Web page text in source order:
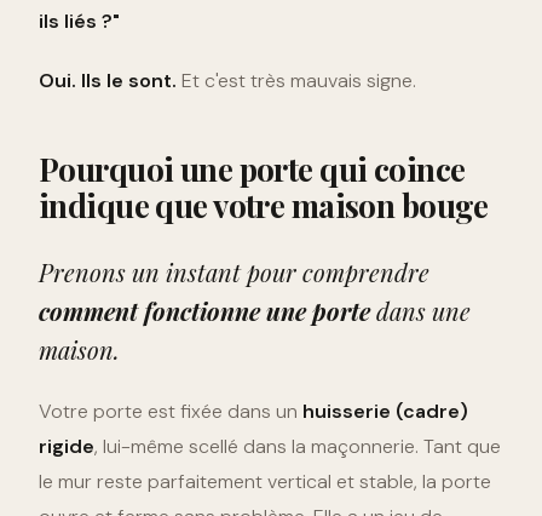
ils liés ?"
Oui. Ils le sont. Et c'est très mauvais signe.
Pourquoi une porte qui coince
indique que votre maison bouge
Prenons un instant pour comprendre
comment fonctionne une portedans une
maison.
Votre porte est fixée dans un huisserie (cadre)
rigide, lui-même scellé dans la maçonnerie. Tant que
le mur reste parfaitement vertical et stable, la porte